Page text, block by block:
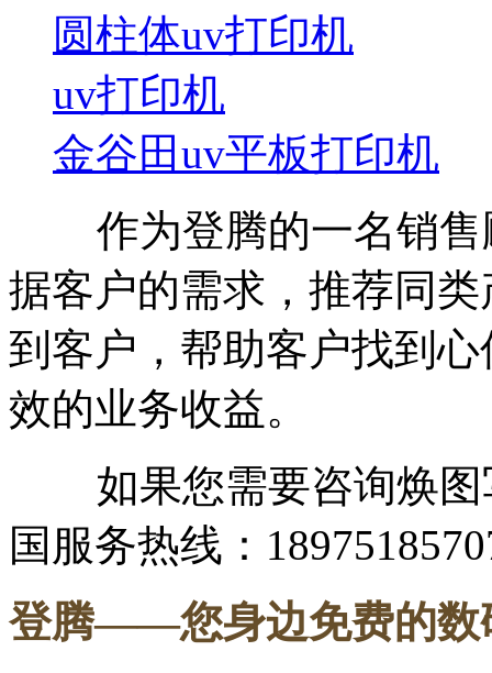
圆柱体uv打印机
uv打印机
金谷田uv平板打印机
作为登腾的一名销售
据客户的需求，推荐同
到客户，帮助客户找到
效的业务收益。
如果您需要咨询焕图
国服务热线：
登腾——您身边免费的数